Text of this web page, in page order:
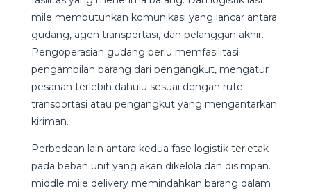
mile membutuhkan komunikasi yang lancar antara
gudang, agen transportasi, dan pelanggan akhir.
Pengoperasian gudang perlu memfasilitasi
pengambilan barang dari pengangkut, mengatur
pesanan terlebih dahulu sesuai dengan rute
transportasi atau pengangkut yang mengantarkan
kiriman.
Perbedaan lain antara kedua fase logistik terletak
pada beban unit yang akan dikelola dan disimpan.
middle mile delivery memindahkan barang dalam